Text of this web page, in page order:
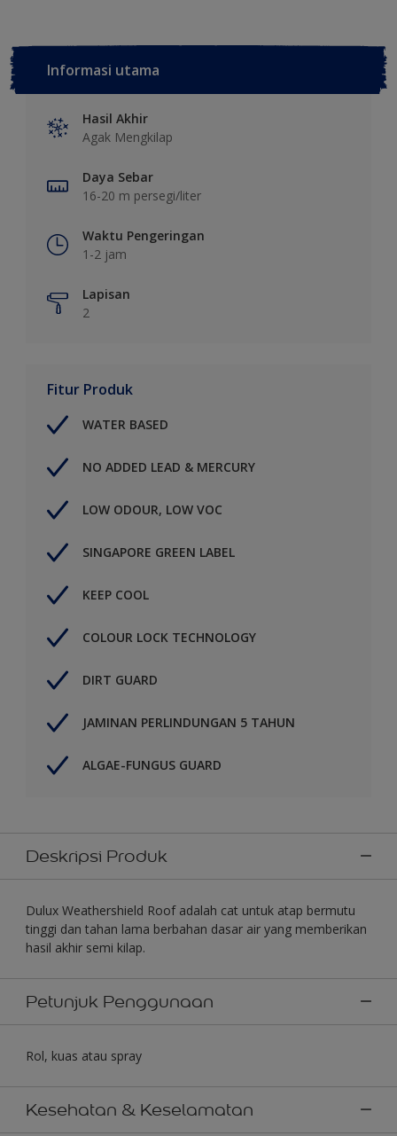
Informasi utama
Hasil Akhir
Agak Mengkilap
Daya Sebar
16-20 m persegi/liter
Waktu Pengeringan
1-2 jam
Lapisan
2
Fitur Produk
WATER BASED
NO ADDED LEAD & MERCURY
LOW ODOUR, LOW VOC
SINGAPORE GREEN LABEL
KEEP COOL
COLOUR LOCK TECHNOLOGY
DIRT GUARD
JAMINAN PERLINDUNGAN 5 TAHUN
ALGAE-FUNGUS GUARD
Deskripsi Produk
Dulux Weathershield Roof adalah cat untuk atap bermutu
tinggi dan tahan lama berbahan dasar air yang memberikan
hasil akhir semi kilap.
Petunjuk Penggunaan
Rol, kuas atau spray
Kesehatan & Keselamatan